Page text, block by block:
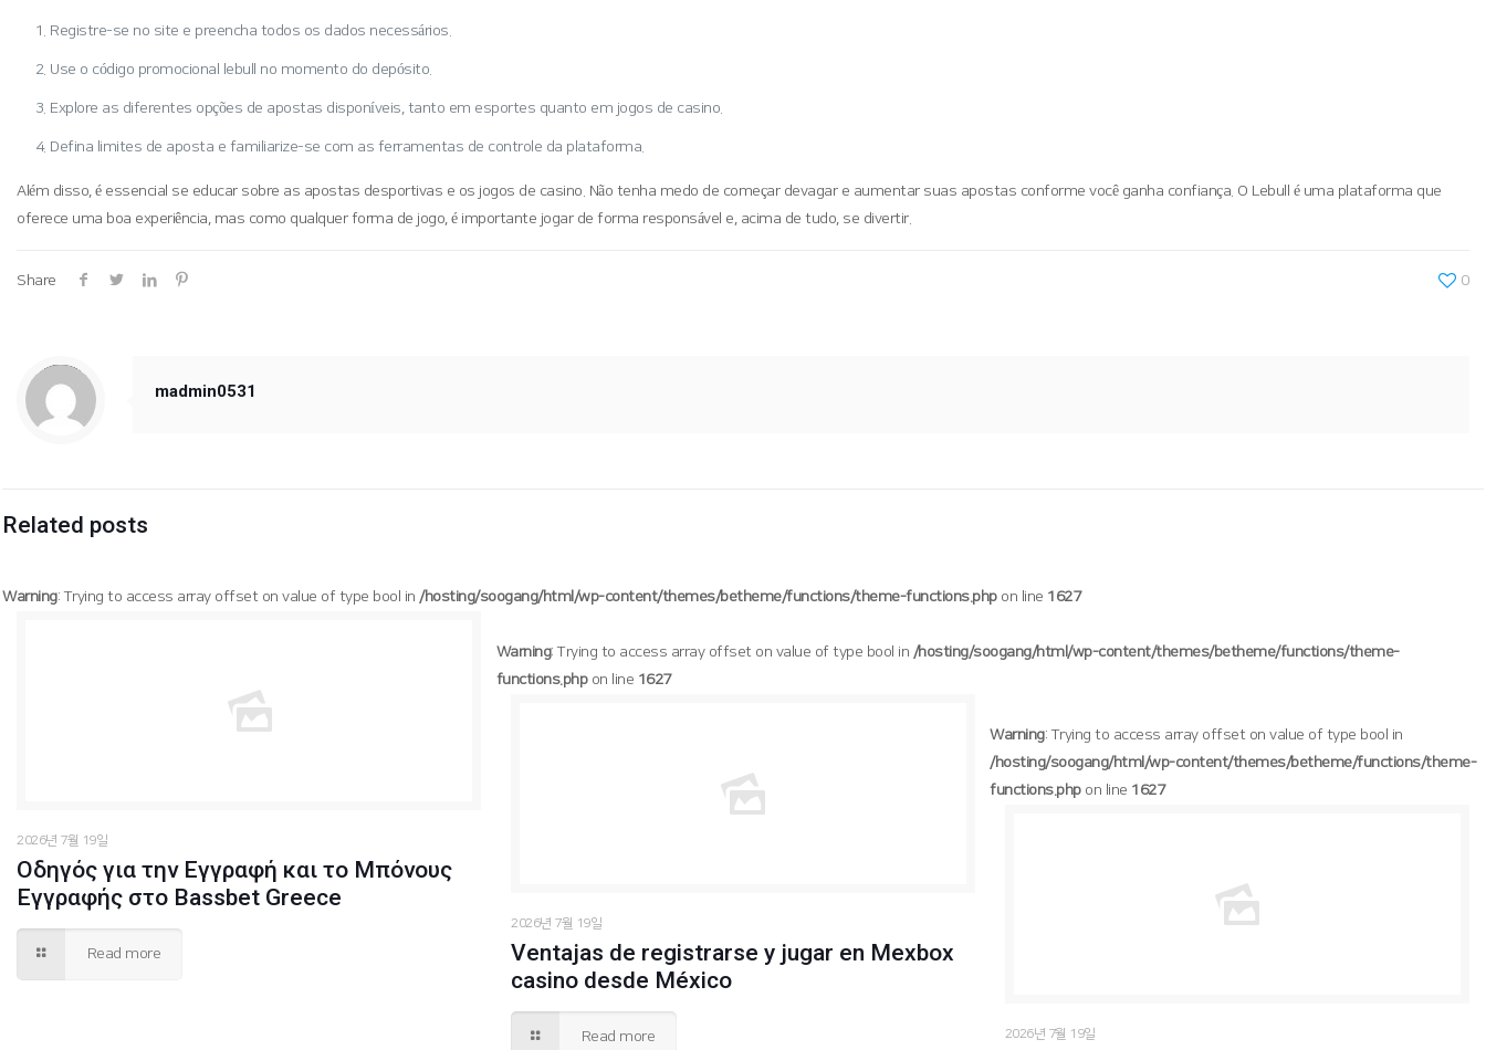
Registre-se no site e preencha todos os dados necessários.
Use o código promocional lebull no momento do depósito.
Explore as diferentes opções de apostas disponíveis, tanto em esportes quanto em jogos de casino.
Defina limites de aposta e familiarize-se com as ferramentas de controle da plataforma.
Além disso, é essencial se educar sobre as apostas desportivas e os jogos de casino. Não tenha medo de começar devagar e aumentar suas apostas conforme você ganha confiança. O Lebull é uma plataforma que
oferece uma boa experiência, mas como qualquer forma de jogo, é importante jogar de forma responsável e, acima de tudo, se divertir.
Share 0
Warning
: Trying to access array offset on value of type null in
/hosting/soogang/html/wp-content/themes/betheme/includes/content-single.php
on line
286
madmin0531
Related posts
Warning: Trying to access array offset on value of type bool in /hosting/soogang/html/wp-content/themes/betheme/functions/theme-functions.phpon line 1627
2026년 7월 19일
Οδηγός για την Εγγραφή και το Μπόνους
Εγγραφής στο Bassbet Greece
Read more
Warning: Trying to access array offset on value of type bool in /hosting/soogang/html/wp-content/themes/betheme/functions/theme-
functions.phpon line 1627
2026년 7월 19일
Ventajas de registrarse y jugar en Mexbox
casino desde México
Read more
Warning: Trying to access array offset on value of type bool in
/hosting/soogang/html/wp-content/themes/betheme/functions/theme-
functions.phpon line 1627
2026년 7월 19일